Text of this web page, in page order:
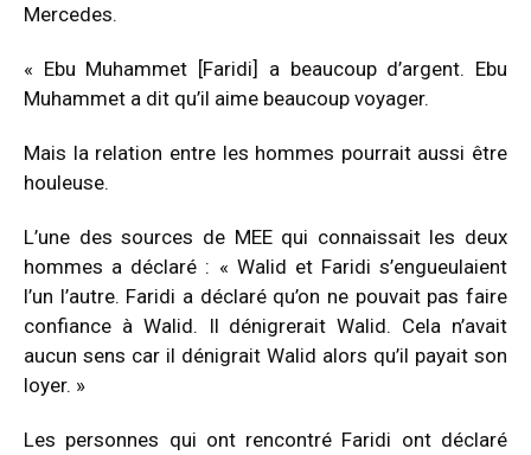
Mercedes.
« Ebu Muhammet [Faridi] a beaucoup d’argent. Ebu
Muhammet a dit qu’il aime beaucoup voyager.
Mais la relation entre les hommes pourrait aussi être
houleuse.
L’une des sources de MEE qui connaissait les deux
hommes a déclaré : « Walid et Faridi s’engueulaient
l’un l’autre. Faridi a déclaré qu’on ne pouvait pas faire
confiance à Walid. Il dénigrerait Walid. Cela n’avait
aucun sens car il dénigrait Walid alors qu’il payait son
loyer. »
Les personnes qui ont rencontré Faridi ont déclaré